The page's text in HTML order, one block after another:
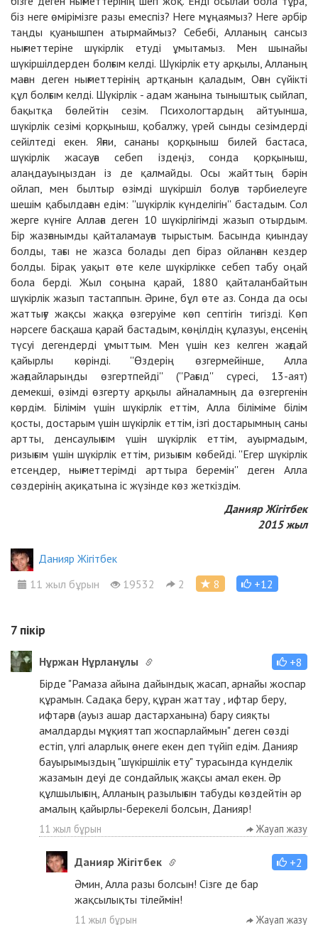
біз неге өмірімізге разы емеспіз? Неге мұңаямыз? Неге әрбір
таңды қуанышпен атырмаймыз? Себебі, Алланың сансыз
нығметтеріне шүкірлік етуді ұмытамыз. Мен шынайы
шүкіршілдерден болғым келді. Шүкірлік ету арқылы, Алланың
маған деген нығметтерінің артқанын қаладым, Оған сүйікті
құл болғым келді. Шүкірлік - адам жанына тыныштық сыйлап,
бақытқа бөлейтін сезім. Психологтардың айтуынша,
шүкірлік сезімі қорқыныш, қобалжу, үрей сынды сезімдерді
сейілтеді екен. Яғни, сананы қорқыныш билей бастаса,
шүкірлік жасауға себеп іздеңіз, сонда қорқыныш,
алаңдауыңыздан із де қалмайды. Осы жайттың бәрін
ойлап, мен былтыр өзімді шүкіршіл болуға тәрбиелеуге
шешім қабылдаған едім: ''шүкірлік күнделігін'' бастадым. Сол
жерге күніге Аллаға деген 10 шүкірлігімді жазып отырдым.
Бір жазғанымды қайталамауға тырыстым. Басында қиындау
болды, тағы не жазса болады деп біраз ойланған кездер
болды. Бірақ уақыт өте келе шүкірлікке себеп табу оңай
бола берді. Жыл соңына қарай, 1880 қайталанбайтын
шүкірлік жазып тастаппын. Әрине, бұл өте аз. Сонда да осы
жаттығу жақсы жаққа өзгеруіме көп септігін тигізді. Көп
нәрсеге басқаша қарай бастадым, көңілдің құлазуы, еңсенің
түсуі дегендерді ұмыттым. Мен үшін кез келген жағдай
қайырлы көрінді. ''Өздерің өзгермейінше, Алла
жағдайларыңды өзгертпейді'' (''Рағыд'' сүресі, 13-аят)
демекші, өзімді өзгерту арқылы айналамның да өзгергенін
көрдім. Білімім үшін шүкірлік еттім, Алла біліміме білім
қосты, достарым үшін шүкірлік еттім, ізгі достарымның саны
артты, денсаулығым үшін шүкірлік еттім, ауырмадым,
ризығым үшін шүкірлік еттім, ризығым көбейді. ''Егер шүкірлік
етсеңдер, нығметтерімді арттыра беремін'' деген Алла
сөздерінің ақиқатына іс жүзінде көз жеткіздім.
Данияр Жігітбек
2015 жыл
Данияр Жігітбек
11 жыл бұрын
19532 2 8 +12
7 пікір
Нұржан Нұрланұлы
+8
Бірде "Рамаза айына дайындық жасап, арнайы жоспар
құрамын. Садақа беру, құран жаттау , ифтар беру,
ифтарға (ауыз ашар дастарханына) бару сияқты
амалдарды мұқияттап жоспарлаймын" деген сөзді
естіп, үлгі аларлық өнеге екен деп түйіп едім. Данияр
бауырымыздың "шүкіршілік ету" турасында күнделік
жазамын деуі де сондайлық жақсы амал екен. Әр
құлшылығың, Алланың разылығын табуды көздейтін әр
амалың қайырлы-берекелі болсын, Данияр!
11 жыл бұрын Жауап жазу
Данияр Жігітбек
+2
Әмин, Алла разы болсын! Сізге де бар
жақсылықты тілеймін!
11 жыл бұрын Жауап жазу